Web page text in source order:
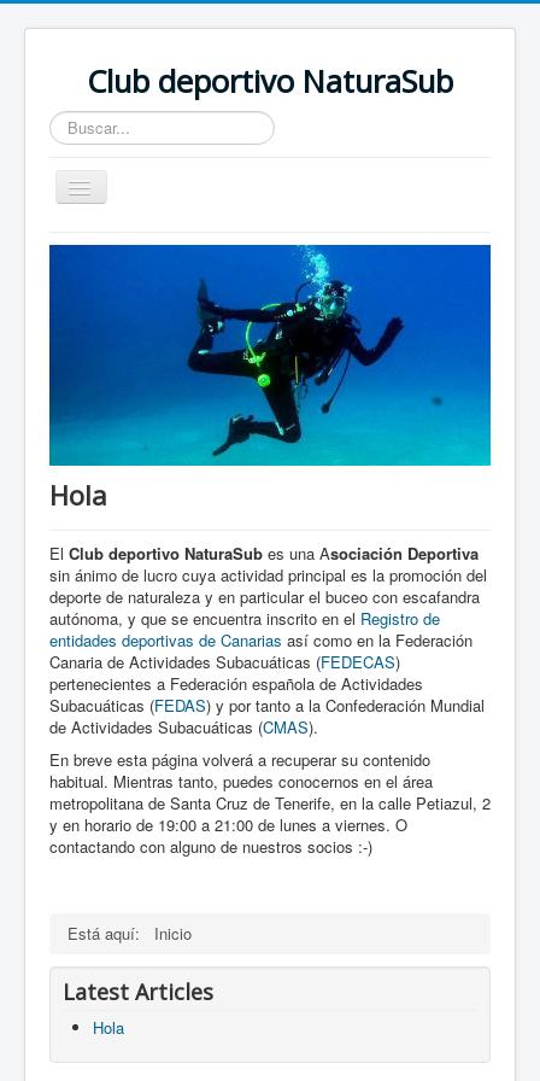
Club deportivo NaturaSub
Buscar...
Toggle
Navigation
Inicio
Hola
El Club deportivo NaturaSub es una Asociación Deportiva
sin ánimo de lucro cuya actividad principal es la promoción del
deporte de naturaleza y en particular el buceo con escafandra
autónoma, y que se encuentra inscrito en el Registro de
entidades deportivas de Canarias así como en la Federación
Canaria de Actividades Subacuáticas (FEDECAS)
pertenecientes a Federación española de Actividades
Subacuáticas (FEDAS) y por tanto a la Confederación Mundial
de Actividades Subacuáticas (CMAS).
En breve esta página volverá a recuperar su contenido
habitual. Mientras tanto, puedes conocernos en el área
metropolitana de Santa Cruz de Tenerife, en la calle Petiazul, 2
y en horario de 19:00 a 21:00 de lunes a viernes. O
contactando con alguno de nuestros socios :-)
Está aquí: Inicio
Latest Articles
Hola